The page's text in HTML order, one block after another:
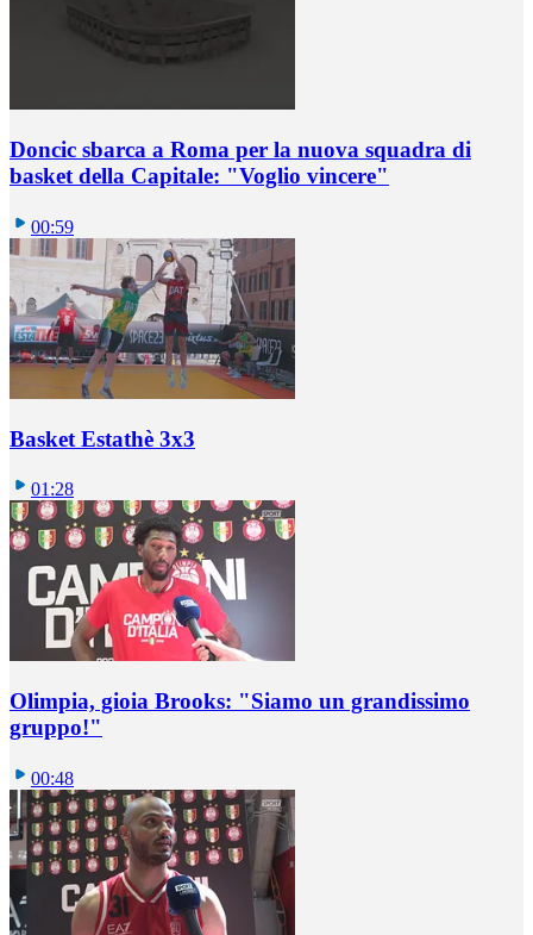
Doncic sbarca a Roma per la nuova squadra di
basket della Capitale: "Voglio vincere"
00:59
Basket Estathè 3x3
01:28
Olimpia, gioia Brooks: "Siamo un grandissimo
gruppo!"
00:48